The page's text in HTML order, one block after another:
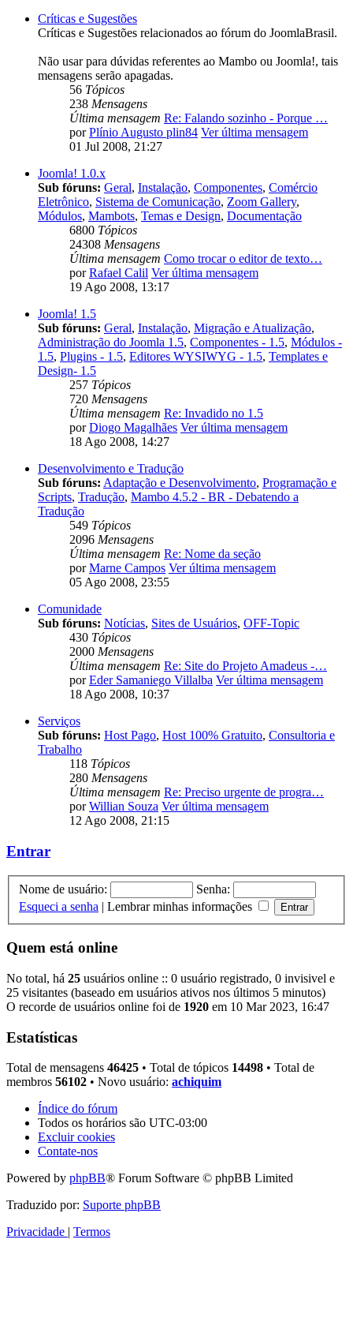
Críticas e Sugestões
Críticas e Sugestões relacionados ao fórum do JoomlaBrasil.
Não usar para dúvidas referentes ao Mambo ou Joomla!, tais
mensagens serão apagadas.
56 Tópicos
238 Mensagens
Última mensagem Re: Falando sozinho - Porque …
porPlínio Augusto plin84 Ver última mensagem
01 Jul 2008, 21:27
Joomla! 1.0.x
Sub fóruns: Geral, Instalação, Componentes, Comércio
Eletrônico, Sistema de Comunicação, Zoom Gallery,
Módulos, Mambots, Temas e Design, Documentação
6800 Tópicos
24308 Mensagens
Última mensagem Como trocar o editor de texto…
porRafael Calil Ver última mensagem
19 Ago 2008, 13:17
Joomla! 1.5
Sub fóruns: Geral, Instalação, Migração e Atualização,
Administração do Joomla 1.5, Componentes - 1.5, Módulos -
1.5, Plugins - 1.5, Editores WYSIWYG - 1.5, Templates e
Design- 1.5
257 Tópicos
720 Mensagens
Última mensagem Re: Invadido no 1.5
porDiogo Magalhães Ver última mensagem
18 Ago 2008, 14:27
Desenvolvimento e Tradução
Sub fóruns: Adaptação e Desenvolvimento, Programação e
Scripts, Tradução, Mambo 4.5.2 - BR - Debatendo a
Tradução
549 Tópicos
2096 Mensagens
Última mensagem Re: Nome da seção
porMarne Campos Ver última mensagem
05 Ago 2008, 23:55
Comunidade
Sub fóruns: Notícias, Sites de Usuários, OFF-Topic
430 Tópicos
2000 Mensagens
Última mensagem Re: Site do Projeto Amadeus -…
porEder Samaniego Villalba Ver última mensagem
18 Ago 2008, 10:37
Serviços
Sub fóruns: Host Pago, Host 100% Gratuito, Consultoria e
Trabalho
118 Tópicos
280 Mensagens
Última mensagem Re: Preciso urgente de progra…
porWillian Souza Ver última mensagem
12 Ago 2008, 21:15
Entrar
Nome de usuário:
Senha:
Esqueci a senha | Lembrar minhas informações
Quem está online
No total, há 25 usuários online :: 0 usuário registrado, 0 invisivel e
25 visitantes (baseado em usuários ativos nos últimos 5 minutos)
O recorde de usuários online foi de 1920 em 10 Mar 2023, 16:47
Estatísticas
Total de mensagens 46425 • Total de tópicos 14498 • Total de
membros 56102 • Novo usuário: achiquim
Índice do fórum
Todos os horários são UTC-03:00
Excluir cookies
Contate-nos
Powered by phpBB® Forum Software © phpBB Limited
Traduzido por: Suporte phpBB
Privacidade | Termos